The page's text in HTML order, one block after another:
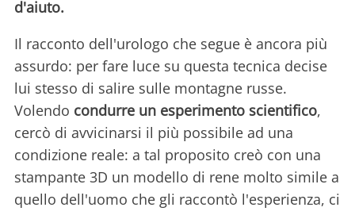
d'aiuto.
Il racconto dell'urologo che segue è ancora più
assurdo: per fare luce su questa tecnica decise
lui stesso di salire sulle montagne russe.
Volendo condurre un esperimento scientifico,
cercò di avvicinarsi il più possibile ad una
condizione reale: a tal proposito creò con una
stampante 3D un modello di rene molto simile a
quello dell'uomo che gli raccontò l'esperienza, ci